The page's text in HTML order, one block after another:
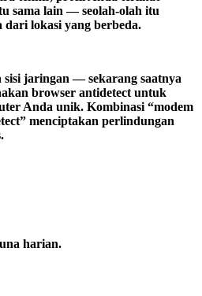
sama lain — seolah-olah itu
dari lokasi yang berbeda.
sisi jaringan — sekarang saatnya
browser antidetect untuk
Anda unik. Kombinasi “modem
menciptakan perlindungan
harian.